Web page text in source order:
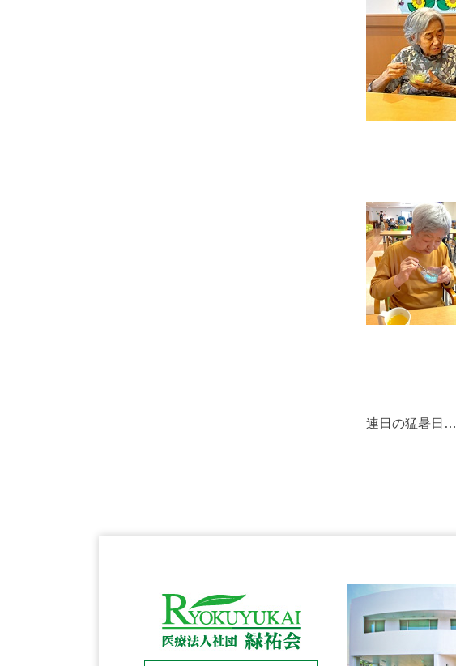
連日の猛暑日…